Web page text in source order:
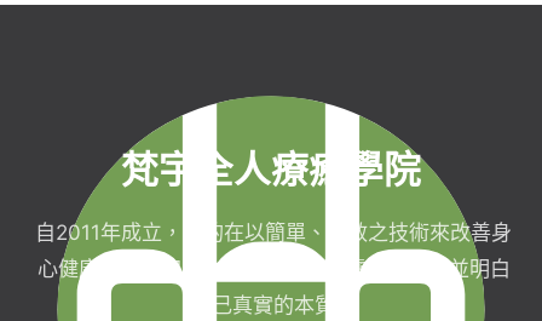
梵宇全人療癒學院
自2011年成立，目的在以簡單、有效之技術來改善身
心健康，協助完成生命目標與實現靈性生活，並明白
自己真實的本質。